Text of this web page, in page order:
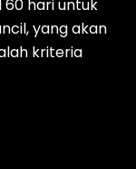
60 hari untuk
yang akan
kriteria